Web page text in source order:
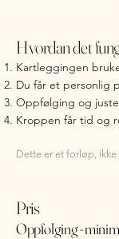
Hvordan det
Kartleggingen
Du får et personlig
Oppfølging og
Kroppen får tid og
Dette er et forløp, ikke
Pris
Oppfølging -